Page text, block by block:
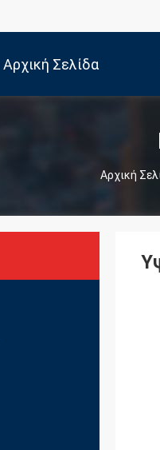
Αρχική Σελίδα
Αρχική